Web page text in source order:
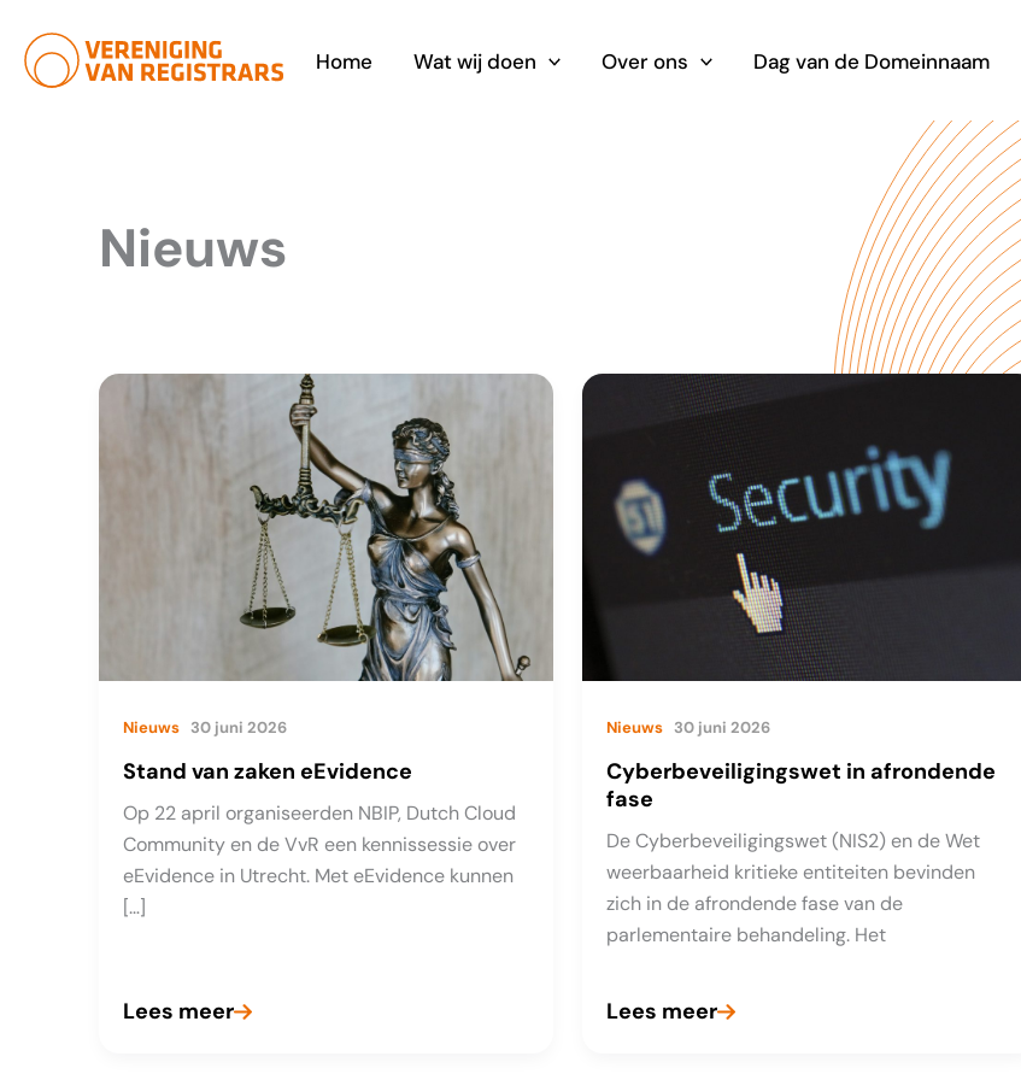
naar
Home Wat wij doen Over ons Dag van de Domeinnaam
Nieuws
Nieuws 30 juni 2026
Stand van zaken eEvidence
Op 22 april organiseerden NBIP, Dutch Cloud
Community en de VvR een kennissessie over
eEvidence in Utrecht. Met eEvidence kunnen
[…]
Stand
Lees meer
Nieuws 30 juni 2026
Cyberbeveiligingswet in afrondende
fase
De Cyberbeveiligingswet (NIS2) en de Wet
weerbaarheid kritieke entiteiten bevinden
zich in de afrondende fase van de
parlementaire behandeling. Het
Cyberbeveiligingswet
Lees meer